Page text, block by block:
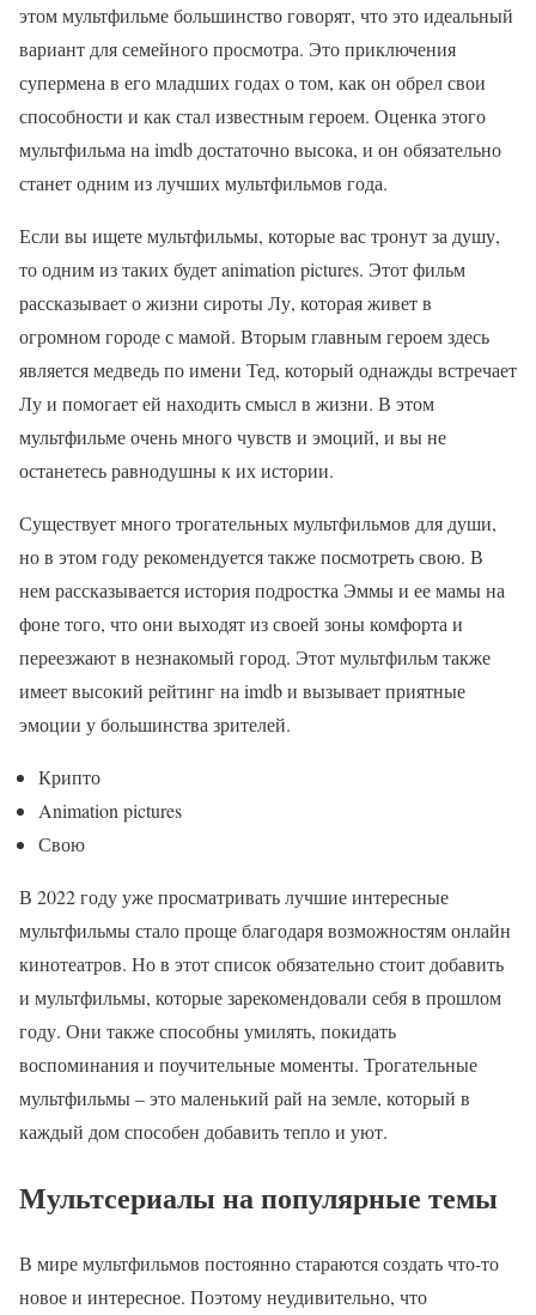
этом мультфильме большинство говорят, что это идеальный
вариант для семейного просмотра. Это приключения
супермена в его младших годах о том, как он обрел свои
способности и как стал известным героем. Оценка этого
мультфильма на imdb достаточно высока, и он обязательно
станет одним из лучших мультфильмов года.
Если вы ищете мультфильмы, которые вас тронут за душу,
то одним из таких будет animation pictures. Этот фильм
рассказывает о жизни сироты Лу, которая живет в
огромном городе с мамой. Вторым главным героем здесь
является медведь по имени Тед, который однажды встречает
Лу и помогает ей находить смысл в жизни. В этом
мультфильме очень много чувств и эмоций, и вы не
останетесь равнодушны к их истории.
Существует много трогательных мультфильмов для души,
но в этом году рекомендуется также посмотреть свою. В
нем рассказывается история подростка Эммы и ее мамы на
фоне того, что они выходят из своей зоны комфорта и
переезжают в незнакомый город. Этот мультфильм также
имеет высокий рейтинг на imdb и вызывает приятные
эмоции у большинства зрителей.
Крипто
Animation pictures
Свою
В 2022 году уже просматривать лучшие интересные
мультфильмы стало проще благодаря возможностям онлайн
кинотеатров. Но в этот список обязательно стоит добавить
и мультфильмы, которые зарекомендовали себя в прошлом
году. Они также способны умилять, покидать
воспоминания и поучительные моменты. Трогательные
мультфильмы – это маленький рай на земле, который в
каждый дом способен добавить тепло и уют.
Мультсериалы на популярные темы
В мире мультфильмов постоянно стараются создать что-то
новое и интересное. Поэтому неудивительно, что